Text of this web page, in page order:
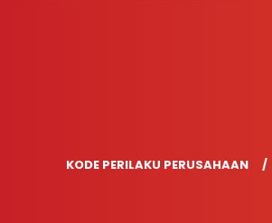
KODE PERILAKU PERUSAHAAN